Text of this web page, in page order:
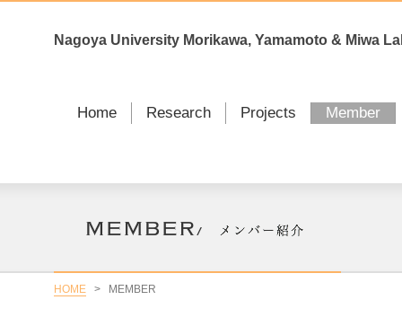
Nagoya University Morikawa, Yamamoto & Miwa
Home Research Projects Member
HOME > MEMBER